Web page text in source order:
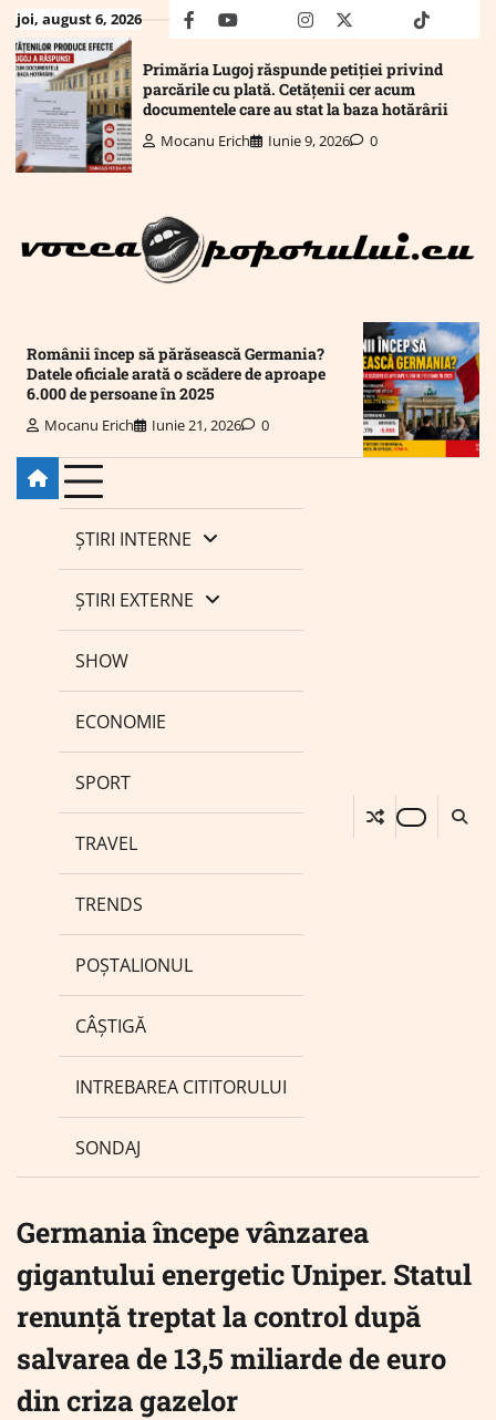
Skip
to
content
joi, august 6, 2026 facebookyoutubeMailinstagram
twitter truthtiktok
Primăria Lugoj răspunde petiției privind
parcările cu plată. Cetățenii cer acum
documentele care au stat la baza hotărârii
Mocanu Erich Iunie 9, 2026 0
Românii încep să părăsească Germania?
Datele oficiale arată o scădere de aproape
6.000 de persoane în 2025
Mocanu Erich Iunie 21, 2026 0
ȘTIRI INTERNE
ȘTIRI EXTERNE
SHOW
ECONOMIE
SPORT
TRAVEL
TRENDS
POȘTALIONUL
CÂȘTIGĂ
INTREBAREA CITITORULUI
SONDAJ
Germania începe vânzarea
gigantului energetic Uniper. Statul
renunță treptat la control după
salvarea de 13,5 miliarde de euro
din criza gazelor